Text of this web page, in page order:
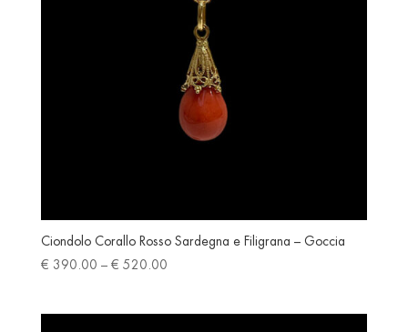
Ciondolo Corallo Rosso Sardegna e Filigrana – Goccia
€ 390.00 – € 520.00Price